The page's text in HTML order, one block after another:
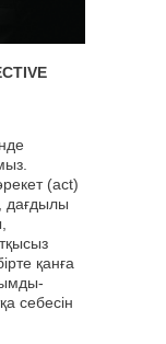
(act)
дағдылы
қанға
себесін